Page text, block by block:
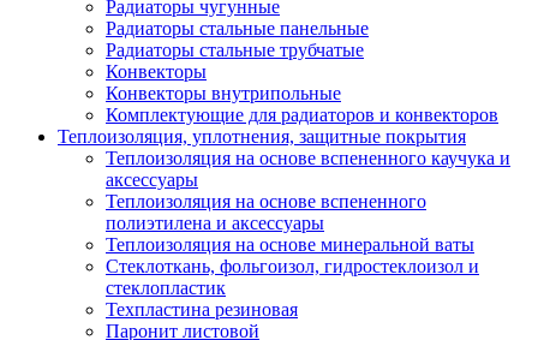
Радиаторы чугунные
Радиаторы стальные панельные
Радиаторы стальные трубчатые
Конвекторы
Конвекторы внутрипольные
Комплектующие для радиаторов и конвекторов
Теплоизоляция, уплотнения, защитные покрытия
Теплоизоляция на основе вспененного каучука и
аксессуары
Теплоизоляция на основе вспененного
полиэтилена и аксессуары
Теплоизоляция на основе минеральной ваты
Стеклоткань, фольгоизол, гидростеклоизол и
стеклопластик
Техпластина резиновая
Паронит листовой